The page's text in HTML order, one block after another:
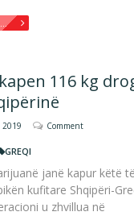
116 kg
2019 Comment
GREQI
janë kapur këtë
kufitare Shqipëri-
u zhvillua në